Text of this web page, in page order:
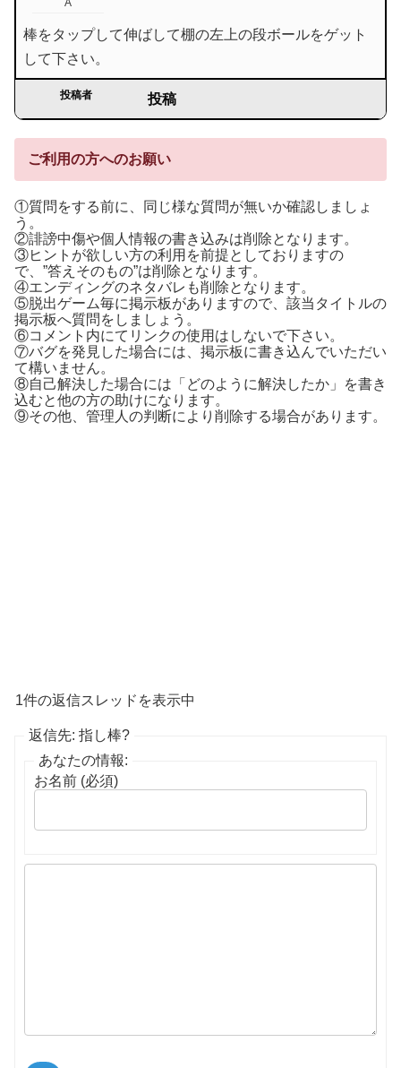
A
棒をタップして伸ばして棚の左上の段ボールをゲット
して下さい。
投稿者 投稿
ご利用の方へのお願い
①質問をする前に、同じ様な質問が無いか確認しましょ
う。
②誹謗中傷や個人情報の書き込みは削除となります。
③ヒントが欲しい方の利用を前提としておりますの
で、”答えそのもの”は削除となります。
④エンディングのネタバレも削除となります。
⑤脱出ゲーム毎に掲示板がありますので、該当タイトルの
掲示板へ質問をしましょう。
⑥コメント内にてリンクの使用はしないで下さい。
⑦バグを発見した場合には、掲示板に書き込んでいただい
て構いません。
⑧自己解決した場合には「どのように解決したか」を書き
込むと他の方の助けになります。
⑨その他、管理人の判断により削除する場合があります。
1件の返信スレッドを表示中
返信先: 指し棒?
あなたの情報:
お名前 (必須)